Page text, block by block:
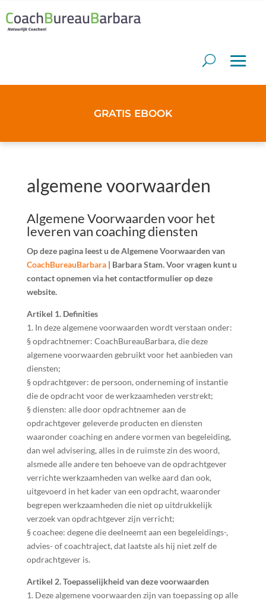
GRATIS EBOOK
algemene voorwaarden
Algemene Voorwaarden voor het
leveren van coaching diensten
Op deze pagina leest u de Algemene Voorwaarden van
CoachBureauBarbara| Barbara Stam. Voor vragen kunt u
contact opnemen via het contactformulier op deze
website.
Artikel 1. Definities
1. In deze algemene voorwaarden wordt verstaan onder:
§ opdrachtnemer: CoachBureauBarbara, die deze
algemene voorwaarden gebruikt voor het aanbieden van
diensten;
§ opdrachtgever: de persoon, onderneming of instantie
die de opdracht voor de werkzaamheden verstrekt;
§ diensten: alle door opdrachtnemer aan de
opdrachtgever geleverde producten en diensten
waaronder coaching en andere vormen van begeleiding,
dan wel advisering, alles in de ruimste zin des woord,
alsmede alle andere ten behoeve van de opdrachtgever
verrichte werkzaamheden van welke aard dan ook,
uitgevoerd in het kader van een opdracht, waaronder
begrepen werkzaamheden die niet op uitdrukkelijk
verzoek van opdrachtgever zijn verricht;
§ coachee: degene die deelneemt aan een begeleidings-,
advies- of coachtraject, dat laatste als hij niet zelf de
opdrachtgever is.
Artikel 2. Toepasselijkheid van deze voorwaarden
1. Deze algemene voorwaarden zijn van toepassing op alle